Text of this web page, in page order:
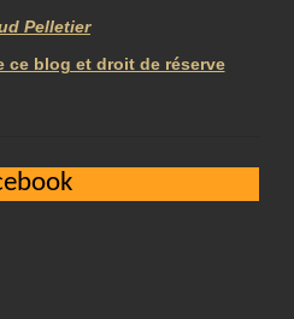
Pelletier
ce blog et droit de réserve